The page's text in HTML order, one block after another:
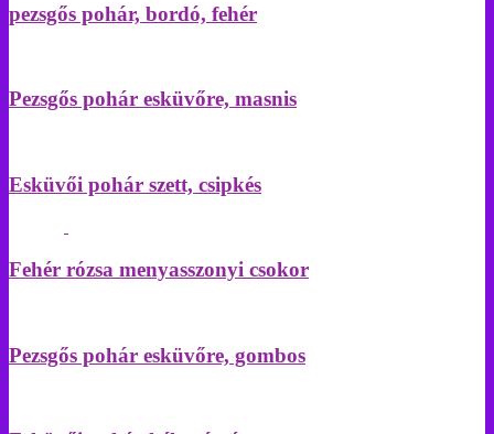
pezsgős pohár, bordó, fehér
Pezsgős pohár esküvőre, masnis
Esküvői pohár szett, csipkés
Fehér rózsa menyasszonyi csokor
Pezsgős pohár esküvőre, gombos